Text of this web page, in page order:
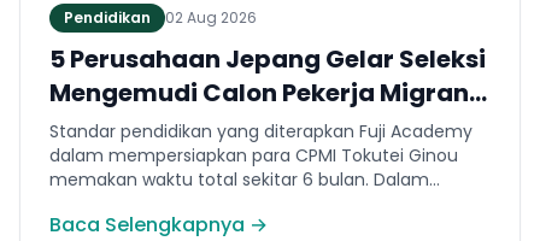
Pendidikan 02 Aug 2026
5 Perusahaan Jepang Gelar Seleksi
Mengemudi Calon Pekerja Migran
Jembrana
Standar pendidikan yang diterapkan Fuji Academy
dalam mempersiapkan para CPMI Tokutei Ginou
memakan waktu total sekitar 6 bulan. Dalam
menguasai sejumlah kompetensi. Seperti
Baca Selengkapnya →